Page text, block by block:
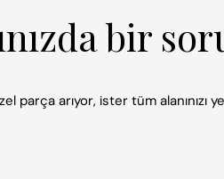
bir
parça arıyor, ister tüm